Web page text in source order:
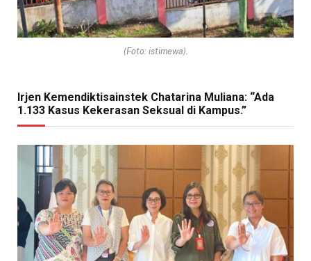
(Foto: istimewa).
Irjen Kemendiktisainstek Chatarina Muliana: “Ada
1.133 Kasus Kekerasan Seksual di Kampus.”